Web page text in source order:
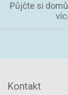
Půjčte si
Kontakt